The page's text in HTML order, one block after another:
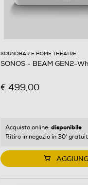
SOUNDBAR E HOME THEATRE
SONOS - BEAM GEN2-
€ 499,00
Acquisto online: disponibile
Ritiro in negozio in 30'